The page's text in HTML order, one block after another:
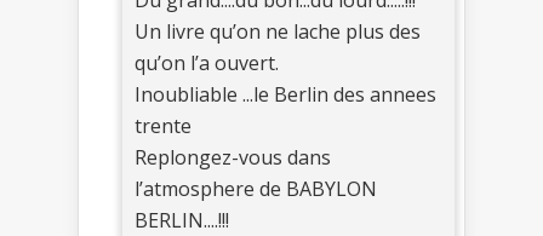
Un livre qu’on ne lache plus des
qu’on l’a ouvert.
Inoubliable ...le Berlin des annees
trente
Replongez-vous dans
l’atmosphere de BABYLON
BERLIN....!!!